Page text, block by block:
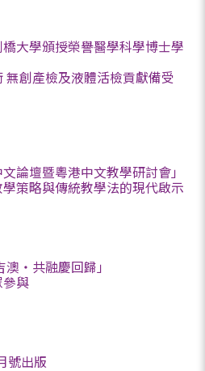
大學頒授榮譽醫學科學博士學
無創產檢及液體活檢貢獻備受
論壇暨粵港中文教學研討會」
策略與傳統教學法的現代啟示
・共融慶回歸」
參與
號出版